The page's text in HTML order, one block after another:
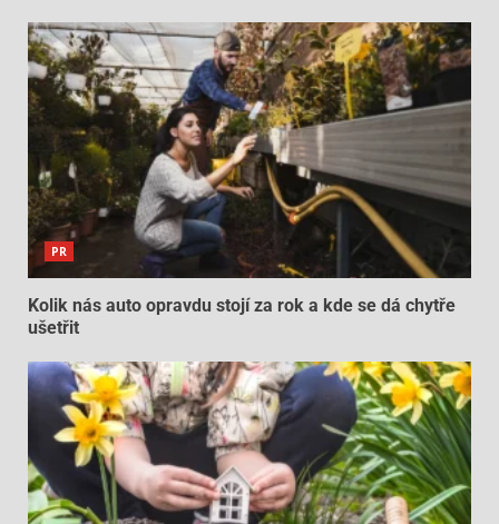
PR
Kolik nás auto opravdu stojí za rok a kde se dá chytře
ušetřit